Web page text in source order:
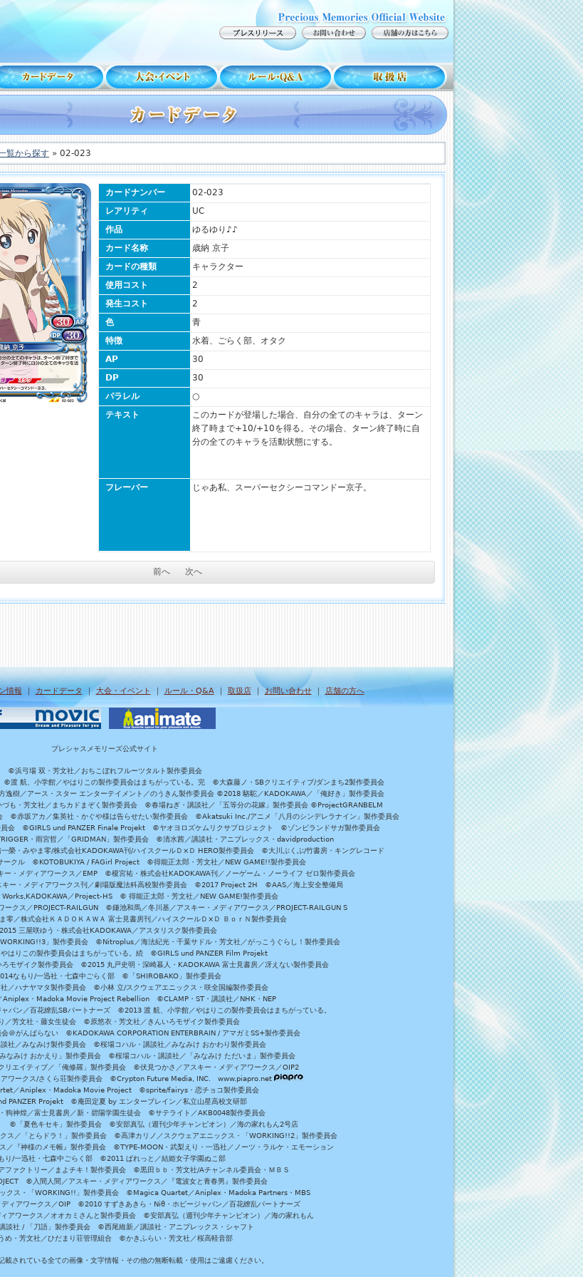
覧から探す » 02-023
カードナンバー
02-023
レアリティ
UC
作品
ゆるゆり♪♪
カード名称
歳納 京子
カードの種類
キャラクター
使用コスト
2
発生コスト
2
色
青
特徴
水着、ごらく部、オタク
AP
30
DP
30
パラレル
○
テキスト
このカードが登場した場合、自分の全てのキャラは、ターン
終了時まで+10/+10を得る。その場合、ターン終了時に自
分の全てのキャラを活動状態にする。
フレーバー じゃあ私、スーパーセクシーコマンドー京子。
前へ 次へ
情報 ｜ カードデータ ｜大会・イベント ｜ ルール・Q&A｜ 取扱店｜お問い合わせ｜ 店舗の方へ
プレシャスメモリーズ公式サイト
©浜弓場 双・芳文社／おちこぼれフルーツタルト製作委員会
航、小学館／やはりこの製作委員会はまちがっている。完 ©大森藤ノ・SBクリエイティブ/ダンまち2製作委員会
樹／アース・スター エンターテイメント／のうきん製作委員会 ©2018 駱駝／KADOKAWA／「俺好き」製作委員会
も・芳文社／まちカドまぞく製作委員会 ©春場ねぎ・講談社／「五等分の花嫁」製作委員会 ©ProjectGRANBELM
©赤坂アカ／集英社・かぐや様は告らせたい製作委員会 ©Akatsuki Inc./アニメ「八月のシンデレラナイン」製作委員会
員会 ©GIRLS und PANZER Finale Projekt ©ヤオヨロズケムリクサプロジェクト ©ゾンビランドサガ製作委員会
・雨宮哲／「GRIDMAN」製作委員会 ©清水茜／講談社・アニプレックス・davidproduction
・みやま零/株式会社KADOKAWA刊/ハイスクールＤ×Ｄ HERO製作委員会 ©大川ぶくぶ/竹書房・キングレコード
ークル ©KOTOBUKIYA / FAGirl Project ©得能正太郎・芳文社／NEW GAME!!製作委員会
・メディアワークス／EMP ©榎宮祐・株式会社KADOKAWA刊／ノーゲーム・ノーライフ ゼロ製作委員会
ー・メディアワークス刊／劇場版魔法科高校製作委員会 ©2017 Project 2H ©AAS／海上安全整備局
／Project-HS © 得能正太郎・芳文社／NEW GAME!製作委員会
クス／PROJECT-RAILGUN ©鎌池和馬／冬川基／アスキー・メディアワークス／PROJECT-RAILGUN S
零／株式会社ＫＡＤＯＫＡＷＡ 富士見書房刊／ハイスクールＤ×Ｄ ＢｏｒＮ製作委員会
三屋咲ゆう・株式会社KADOKAWA／アスタリスク製作委員会
」製作委員会 ©Nitroplus／海法紀光・千葉サドル・芳文社／がっこうぐらし！製作委員会
はりこの製作委員会はまちがっている。続 ©GIRLS und PANZER Film Projekt
モザイク製作委員会 ©2015 丸戸史明・深崎暮人・KADOKAWA 富士見書房／冴えない製作委員会
なもり/一迅社・七森中ごらく部 ©「SHIROBAKO」製作委員会
／ハナヤマタ製作委員会 ©小林 立/スクウェアエニックス・咲全国編製作委員会
・Madoka Movie Project Rebellion ©CLAMP・ST・講談社／NHK・NEP
パン／百花繚乱SBパートナーズ ©2013 渡 航、小学館／やはりこの製作委員会はまちがっている。
／芳文社・藤女生徒会 ©原悠衣・芳文社／きんいろモザイク製作委員会
＠がんばらない ©KADOKAWA CORPORATION ENTERBRAIN / アマガミSS+製作委員会
社／みなみけ製作委員会 ©桜場コハル・講談社／みなみけ おかわり製作委員会
なみけ おかえり」製作委員会 ©桜場コハル・講談社／「みなみけ ただいま」製作委員会
リエイティブ／「俺修羅」製作委員会 ©伏見つかさ／アスキー・メディアワークス／OIP2
アワークス/さくら荘製作委員会 ©Crypton Future Media, INC. www.piapro.net
／Aniplex・Madoka Movie Project ©sprite/fairys・恋チョコ製作委員会
PANZER Projekt ©庵田定夏 by エンターブレイン／私立山星高校文研部
狗神煌／富士見書房／新・碧陽学園生徒会 ©サテライト／AKB0048製作委員会
「夏色キセキ」製作委員会 ©安部真弘（週刊少年チャンピオン）／海の家れもん2号店
ス／「とらドラ！」製作委員会 ©高津カリノ／スクウェアエニックス・「WORKING!!2」製作委員会
／『神様のメモ帳』製作委員会 ©TYPE-MOON・武梨えり・一迅社／ノーツ・ラルケ・エモーション
り/一迅社・七森中ごらく部 ©2011 ぱれっと／結姫女子学園ぬこ部
ファクトリー／まよチキ！製作委員会 ©黒田ｂｂ・芳文社/Aチャンネル委員会・ＭＢＳ
©入間人間／アスキー・メディアワークス／『電波女と青春男』製作委員会
ックス・「WORKING!!」製作委員会 ©Magica Quartet／Aniplex・Madoka Partners・MBS
ィアワークス／OIP ©2010 すずきあきら・Niθ・ホビージャパン／百花繚乱パートナーズ
アワークス／オオカミさんと製作委員会 ©安部真弘（週刊少年チャンピオン）／海の家れもん
談社 / 「刀語」製作委員会 ©西尾維新／講談社・アニプレックス・シャフト
め・芳文社／ひだまり荘管理組合 ©かきふらい・芳文社／桜高軽音部
載されている全ての画像・文字情報・その他の無断転載・使用はご遠慮ください。